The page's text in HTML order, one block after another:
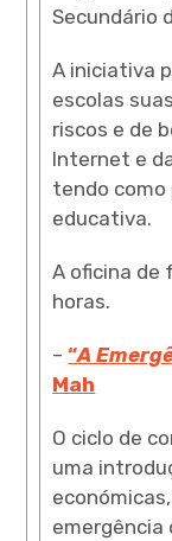
Secundário
A iniciativa
escolas
riscos e de
Internet e
tendo como
educativa.
A oficina de
horas.
–“A
Mah
O ciclo de
uma
emergência